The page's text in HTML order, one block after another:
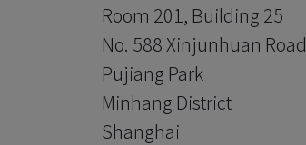
Room 201, Building 25
No. 588 Xinjunhuan Road
Pujiang Park
Minhang District
Shanghai